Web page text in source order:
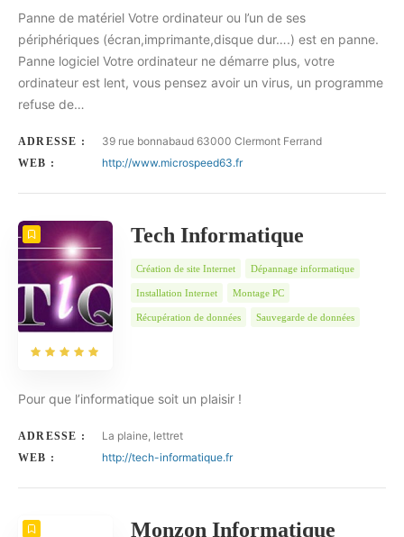
Panne de matériel Votre ordinateur ou l’un de ses
périphériques (écran,imprimante,disque dur….) est en panne.
Panne logiciel Votre ordinateur ne démarre plus, votre
ordinateur est lent, vous pensez avoir un virus, un programme
refuse de…
ADRESSE : 39 rue bonnabaud 63000 Clermont Ferrand
WEB : http://www.microspeed63.fr
Tech Informatique
Création de site Internet Dépannage informatique
Installation Internet Montage PC
Récupération de données Sauvegarde de données
Pour que l’informatique soit un plaisir !
ADRESSE : La plaine, lettret
WEB : http://tech-informatique.fr
Monzon Informatique